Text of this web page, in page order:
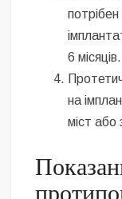
6 місяців.
на
міст або